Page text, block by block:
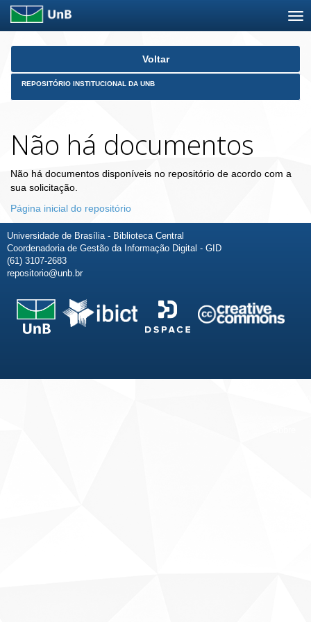
Skip
Voltar
REPOSITÓRIO INSTITUCIONAL DA UNB
Não há documentos
Não há documentos disponíveis no repositório de acordo com a
sua solicitação.
Página inicial do repositório
Universidade de Brasília - Biblioteca Central
Coordenadoria de Gestão da Informação Digital - GID
(61) 3107-2683
repositorio@unb.br